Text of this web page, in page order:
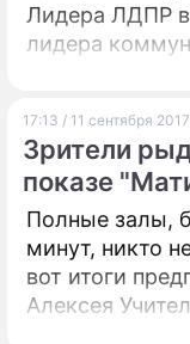
Лидера ЛДПР
лидера
Вольфович
17:13 / 11 сентября 2017
Зрители
показе
Полные залы,
минут, никто
вот итоги
Алексея